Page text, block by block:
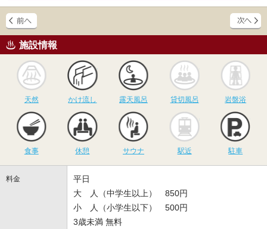
施設情報
天然
かけ流し
かけ流し
露天風呂
露天風呂
貸切風呂
貸切風呂 岩盤浴
食事 休憩
サウナ
サウナ 駅近 駐車
料金
平日
大 人（中学生以上） 850円
小 人（小学生以下） 500円
3歳未満 無料